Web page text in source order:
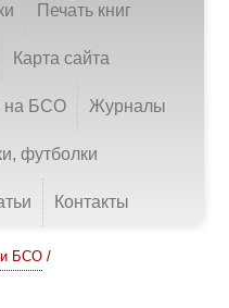
Печать книг
Карта сайта
на БСО Журналы
футболки
Контакты
БСО /